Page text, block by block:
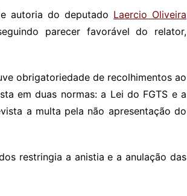
autoria do deputado Laercio Oliveira
parecer favorável do relator,
obrigatoriedade de recolhimentos ao
em duas normas: a Lei do FGTS e a
a multa pela não apresentação do
restringia a anistia e a anulação das